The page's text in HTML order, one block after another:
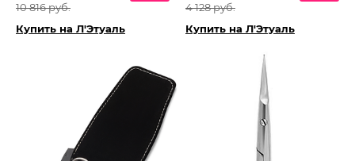
10 816 руб.
Купить на Л'Этуаль
4 128 руб.
Купить на Л'Этуаль